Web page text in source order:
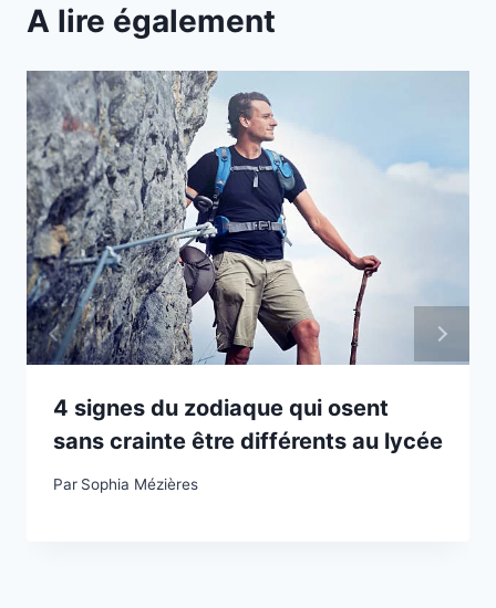
A lire également
4 signes du zodiaque qui osent
sans crainte être différents au lycée
Par Sophia Mézières